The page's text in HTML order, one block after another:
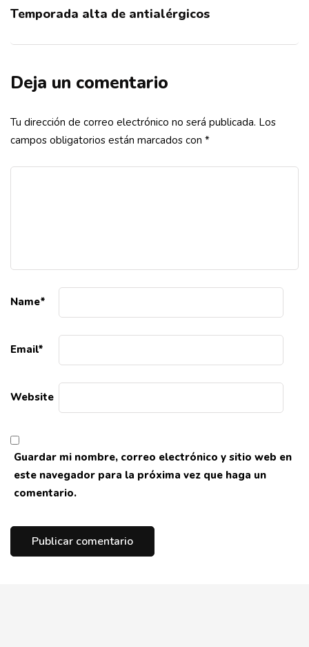
Temporada alta de antialérgicos
Deja un comentario
Tu dirección de correo electrónico no será publicada. Los
campos obligatorios están marcados con *
Name*
Email*
Website
Guardar mi nombre, correo electrónico y sitio web en
este navegador para la próxima vez que haga un
comentario.